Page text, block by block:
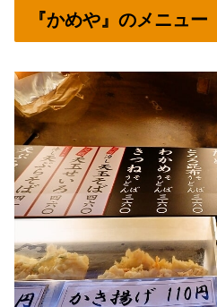
『かめや』のメニュー